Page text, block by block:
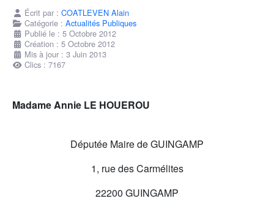
Écrit par : COATLEVEN Alain
Catégorie : Actualités Publiques
Publié le : 5 Octobre 2012
Création : 5 Octobre 2012
Mis à jour : 3 Juin 2013
Clics : 7167
Madame Annie LE HOUEROU
Députée Maire de GUINGAMP
1, rue des Carmélites
22200 GUINGAMP